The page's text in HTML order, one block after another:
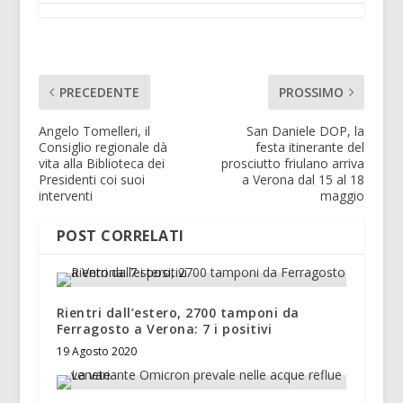
PRECEDENTE
Angelo Tomelleri, il
Consiglio regionale dà
vita alla Biblioteca dei
Presidenti coi suoi
interventi
PROSSIMO
San Daniele DOP, la
festa itinerante del
prosciutto friulano arriva
a Verona dal 15 al 18
maggio
POST CORRELATI
Rientri dall’estero, 2700 tamponi da
Ferragosto a Verona: 7 i positivi
19 Agosto 2020